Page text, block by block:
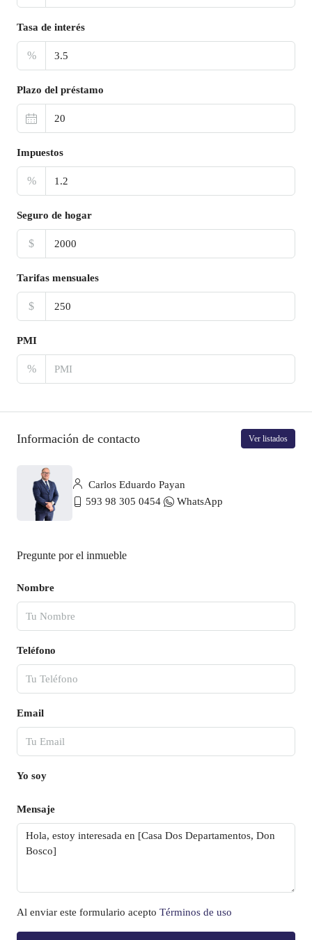
Tasa de interés
%
Plazo del préstamo
Impuestos
%
Seguro de hogar
$
Tarifas mensuales
$
PMI
%
Información de contacto Ver listados
Carlos Eduardo Payan
593 98 305 0454
WhatsApp
Pregunte por el inmueble
Nombre
Teléfono
Email
Yo soy
Mensaje
Al enviar este formulario acepto Términos de uso